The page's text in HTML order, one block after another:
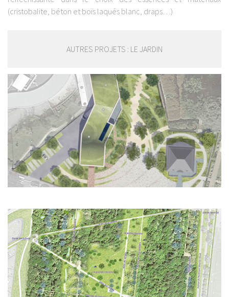
(cristobalite, béton et bois laqués blanc, draps…)
AUTRES PROJETS : LE JARDIN